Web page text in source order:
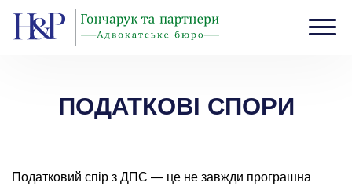
Головна ПОДАТКОВІ СПОРИ
ПОДАТКОВІ СПОРИ
Податковий спір з ДПС — це не завжди програшна